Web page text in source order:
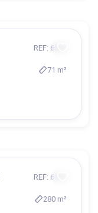
REF: 6572
71 m²
REF: 6151
280 m²